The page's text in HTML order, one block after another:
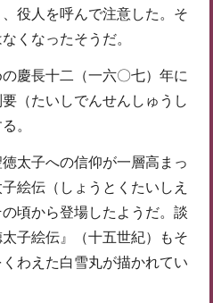
役人を呼んで注意した。そ
くなったそうだ。
慶長十二（一六〇七）年に
（たいしでんせんしゅうし
。
太子への信仰が一層高まっ
絵伝（しょうとくたいしえ
頃から登場したようだ。談
子絵伝』（十五世紀）もそ
わえた白雪丸が描かれてい